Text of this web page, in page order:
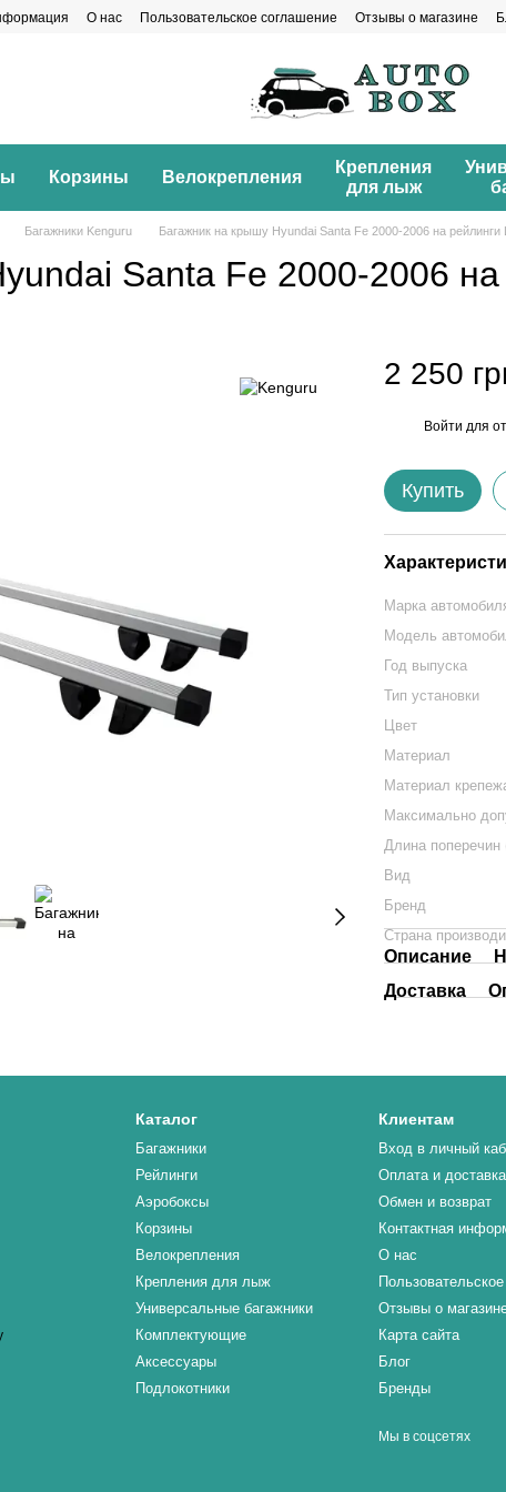
О нас Пользовательское соглашение Отзывы о магазине
Корзины Велокрепления
Крепления
для лыж
Багажники Kenguru Багажник на крышу Hyundai Santa Fe 2000-2006 на рейлинги
Santa Fe 2000-2006
2 250
Войти для
Купить
Марка
Модель
Год выпуска
Тип установки
Цвет
Материал
Материал
Максимально
Длина
Вид
Бренд
Страна
Описание
Доставка
Каталог
Багажники
Рейлинги
Аэробоксы
Корзины
Велокрепления
Крепления для лыж
Универсальные багажники
Комплектующие
Аксессуары
Подлокотники
Клиентам
Вход в личный
Оплата и доставка
Обмен и возврат
Контактная
О нас
Отзывы о
Карта сайта
Блог
Бренды
Мы в соцсетях